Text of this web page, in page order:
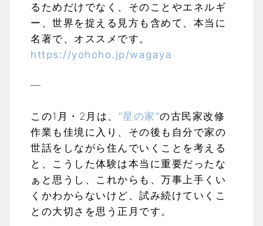
るためだけでなく、そのことやエネルギ
ー、世界を捉える見方も含めて、本当に
名著で、オススメです。
https://yohoho.jp/wagaya
—
この1月・2月は、 “星の家”の古民家改修
作業も佳境に入り、その後も自分で家の
世話をしながら住んでいくことを考える
と、こうした体験は本当に重要だったな
ぁと思うし、これからも、万事上手くい
くかわからないけど、試み続けていくこ
との大切さを思う正月です。